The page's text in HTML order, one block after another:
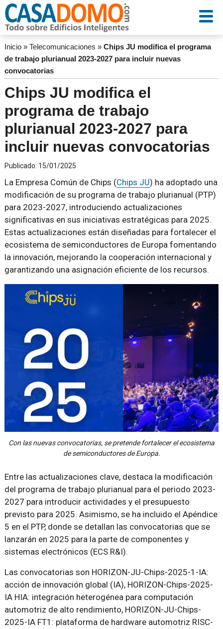
Inicio» Telecomunicaciones » Chips JU modifica el programa
de trabajo plurianual 2023-2027 para incluir nuevas
convocatorias
Chips JU modifica el
programa de trabajo
plurianual 2023-2027 para
incluir nuevas convocatorias
Publicado: 15/01/2025
La Empresa Común de Chips (Chips JU) ha adoptado una
modificación de su programa de trabajo plurianual (PTP)
para 2023-2027, introduciendo actualizaciones
significativas en sus iniciativas estratégicas para 2025.
Estas actualizaciones están diseñadas para fortalecer el
ecosistema de semiconductores de Europa fomentando
la innovación, mejorando la cooperación internacional y
garantizando una asignación eficiente de los recursos.
Con las nuevas convocatorias, se pretende fortalecer el ecosistema
de semiconductores de Europa.
Entre las actualizaciones clave, destaca la modificación
del programa de trabajo plurianual para el periodo 2023-
2027 para introducir actividades y el presupuesto
previsto para 2025. Asimismo, se ha incluido el Apéndice
5 en el PTP, donde se detallan las convocatorias que se
lanzarán en 2025 para la parte de componentes y
sistemas electrónicos (ECS R&I).
Las convocatorias son HORIZON-JU-Chips-2025-1-IA:
acción de innovación global (IA), HORIZON-Chips-2025-
IA HIA: integración heterogénea para computación
automotriz de alto rendimiento, HORIZON-JU-Chips-
2025-IA FT1: plataforma de hardware automotriz RISC-